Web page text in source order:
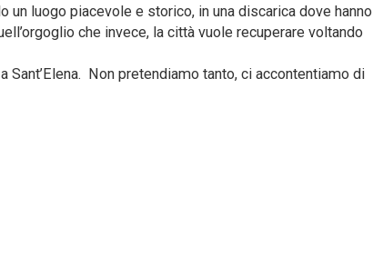
un luogo piacevole e storico, in una discarica dove hanno
che invece, la città vuole recuperare voltando
Non pretendiamo tanto, ci accontentiamo di